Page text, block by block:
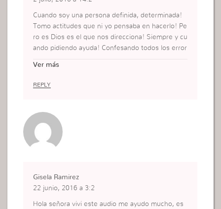
Cuando soy una persona definida, determinada!
Tomo actitudes que ni yo pensaba en hacerlo! Pe
ro es Dios es el que nos direcciona! Siempre y cu
ando pidiendo ayuda! Confesando todos los error
Ver más
REPLY
Gisela Ramirez
22 junio, 2016 a 3:2
Hola señora vivi este audio me ayudo mucho, es